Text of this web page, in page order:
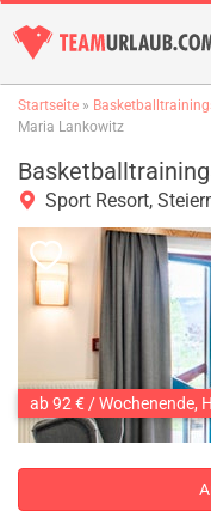
Startseite »
Maria Lankowitz
Sport Resort,
ab 92 € / Wochenende,